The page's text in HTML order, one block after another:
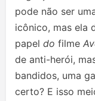
pode não ser
icônico, mas ela
papel do filme
de anti-herói,
bandidos, uma
certo? E isso